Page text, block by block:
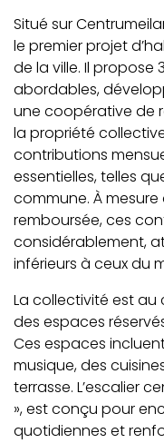
Situé sur
le premier projet
de la ville. Il propose
abordables,
une coopérative de
la propriété
contributions
essentielles, telles
commune. À
remboursée, ces
considérablement,
inférieurs à ceux du
La collectivité est au
des espaces
Ces espaces
musique, des
terrasse. L’escalier
», est conçu pour
quotidiennes et